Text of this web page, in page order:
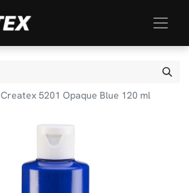
Createx 5201 Opaque Blue 120 ml